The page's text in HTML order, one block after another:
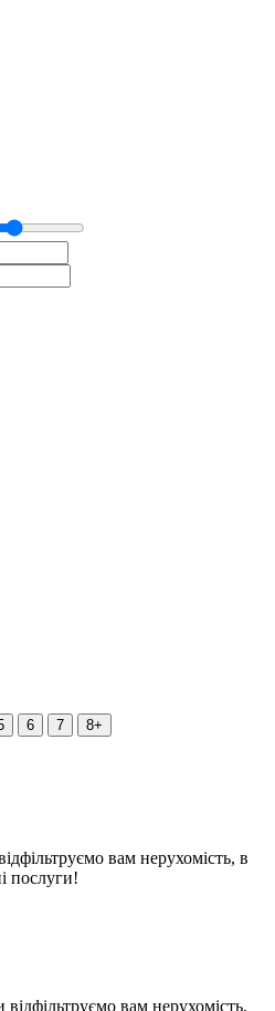
6 7 8+
вам нерухомість, в
послуги!
відфільтруємо вам нерухомість,